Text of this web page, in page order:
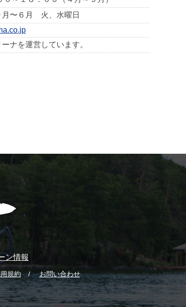
〜６月 火、水曜日
ナを運営しています。
ン情報
規約 お問い合わせ